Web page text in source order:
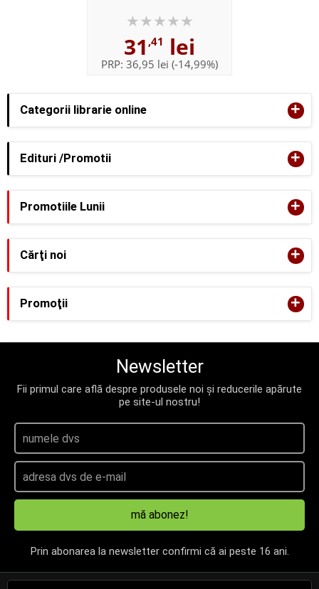
Categorii librarie online +
Edituri /Promotii +
31 ,41 lei
PRP: 36,95 lei (-14,99%)
Promotiile Lunii +
Cărţi noi +
Promoţii +
Newsletter
Fii primul care află despre produsele noi și reducerile apărute
pe site-ul nostru!
mă abonez!
Prin abonarea la newsletter confirmi că ai peste 16 ani.